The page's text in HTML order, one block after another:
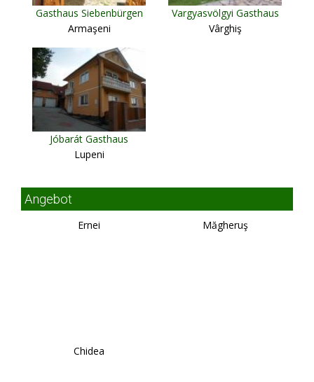
Gasthaus Siebenbürgen
Armaşeni
Vargyasvölgyi Gasthaus
Vârghiş
Jóbarát Gasthaus
Lupeni
Angebot
Ernei Măgheruş
Chidea